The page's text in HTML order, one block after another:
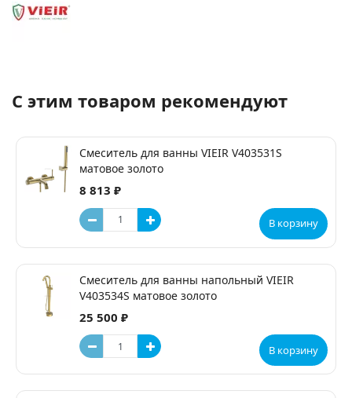
С этим товаром рекомендуют
Смеситель для ванны VIEIR V403531S
матовое золото
8 813 ₽
В корзину
Смеситель для ванны напольный VIEIR
V403534S матовое золото
25 500 ₽
В корзину